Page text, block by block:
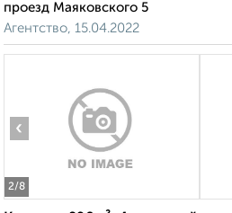
проезд Маяковского 5
Агентство, 15.04.2022
2/8
‹